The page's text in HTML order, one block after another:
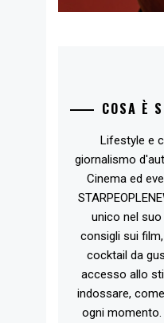
COSA È
Lifestyle e
giornalismo
Cinema ed
unico nel suo
consigli sui
cocktail da
accesso allo
indossare,
ogni